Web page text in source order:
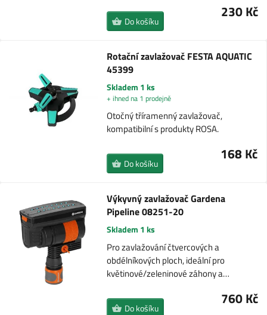
230 Kč
Do košíku
Rotační zavlažovač FESTA AQUATIC
45399
Skladem 1 ks
+ ihned na 1 prodejně
Otočný tříramenný zavlažovač,
kompatibilní s produkty ROSA.
168 Kč
Do košíku
Výkyvný zavlažovač Gardena
Pipeline 08251-20
Skladem 1 ks
Pro zavlažování čtvercových a
obdélníkových ploch, ideální pro
květinové/zeleninové záhony a…
760 Kč
Do košíku